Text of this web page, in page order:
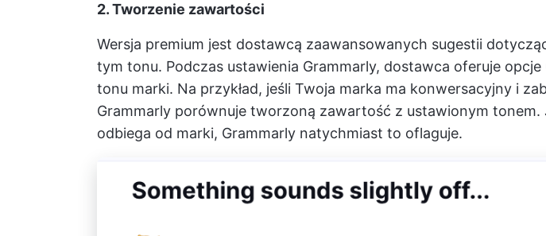
2. Tworzenie zawartości
Wersja premium jest dostawcą zaawansowanych sugestii
tym tonu. Podczas ustawienia Grammarly, dostawca oferuje opcje
tonu marki. Na przykład, jeśli Twoja marka ma konwersacyjny i
Grammarly porównuje tworzoną zawartość z ustawionym tonem.
odbiega od marki, Grammarly natychmiast to oflaguje.